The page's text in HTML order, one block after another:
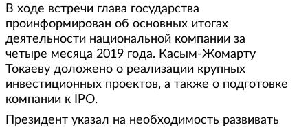
В ходе встречи глава государства
проинформирован об основных итогах
деятельности национальной компании за
четыре месяца 2019 года. Касым-Жомарту
Токаеву доложено о реализации крупных
инвестиционных проектов, а также о подготовке
компании к IPO.
Президент указал на необходимость развивать